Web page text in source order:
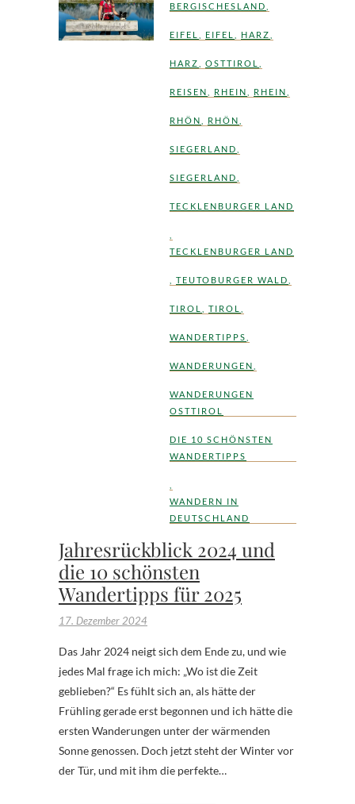
BERGISCHESLAND
EIFEL EIFEL HARZ
HARZ OSTTIROL
REISEN RHEIN RHEIN
RHÖN RHÖN
SIEGERLAND
SIEGERLAND
TECKLENBURGER LAND
TECKLENBURGER LAND
TEUTOBURGER WALD
TIROL TIROL
WANDERTIPPS
WANDERUNGEN
WANDERUNGEN
OSTTIROL
DIE 10 SCHÖNSTEN
WANDERTIPPS
WANDERN IN
DEUTSCHLAND
Jahresrückblick 2024 und
die 10 schönsten
Wandertipps für 2025
17. Dezember 2024
Das Jahr 2024 neigt sich dem Ende zu, und wie
jedes Mal frage ich mich: „Wo ist die Zeit
geblieben?“ Es fühlt sich an, als hätte der
Frühling gerade erst begonnen und ich hätte die
ersten Wanderungen unter der wärmenden
Sonne genossen. Doch jetzt steht der Winter vor
der Tür, und mit ihm die perfekte…